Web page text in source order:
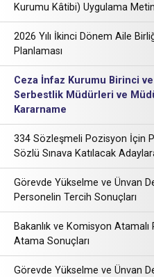
Kurumu Kâtibi) Uygulama
2026 Yılı İkinci Dönem Aile
Planlaması
Ceza İnfaz Kurumu Birinci
Serbestlik Müdürleri ve
Kararname
334 Sözleşmeli Pozisyon İçin
Sözlü Sınava Katılacak
Görevde Yükselme ve Ünvan
Personelin Tercih Sonuçları
Bakanlık ve Komisyon Atamalı
Atama Sonuçları
Görevde Yükselme ve Ünvan